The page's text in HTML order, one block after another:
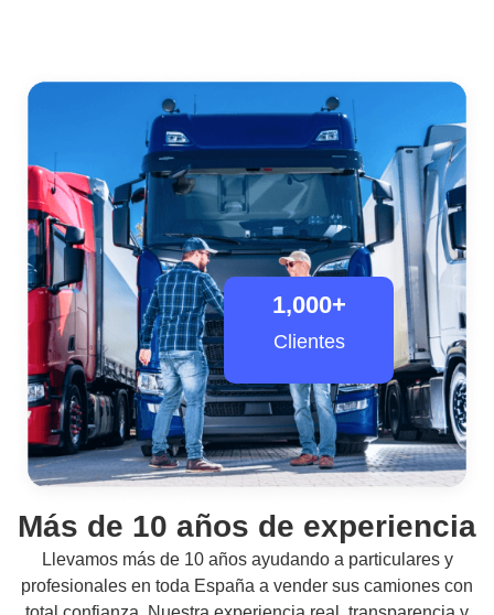
Clientes
1,000+
Más de 10 años de experiencia
Llevamos más de 10 años ayudando a particulares y
profesionales en toda España a vender sus camiones con